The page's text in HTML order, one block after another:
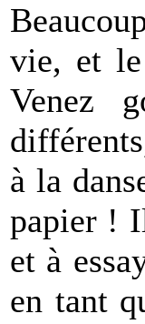
vie, et
Venez
à la
papier !
et à
en tant